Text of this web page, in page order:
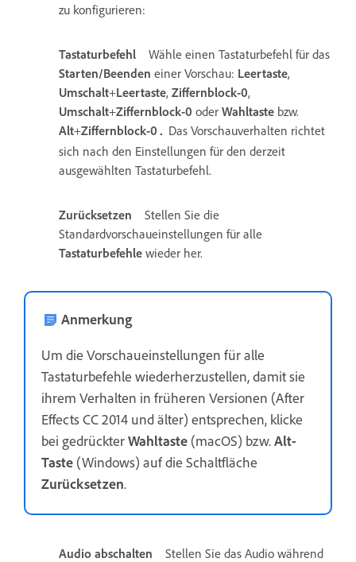
zu konfigurieren:
Tastaturbefehl
Wähle einen Tastaturbefehl für das
Starten/Beenden einer Vorschau: Leertaste,
Umschalt+Leertaste, Ziffernblock-0,
Umschalt+Ziffernblock-0 oder Wahltaste bzw.
Alt+Ziffernblock-0 . Das Vorschauverhalten richtet
sich nach den Einstellungen für den derzeit
ausgewählten Tastaturbefehl.
Zurücksetzen
Stellen Sie die
Standardvorschaueinstellungen für alle
Tastaturbefehle wieder her.
Anmerkung
Um die Vorschaueinstellungen für alle
Tastaturbefehle wiederherzustellen, damit sie
ihrem Verhalten in früheren Versionen (After
Effects CC 2014 und älter) entsprechen, klicke
bei gedrückterWahltaste (macOS) bzw.Alt-
Taste (Windows) auf die Schaltfläche
Zurücksetzen.
Audio abschalten
Stellen Sie das Audio während